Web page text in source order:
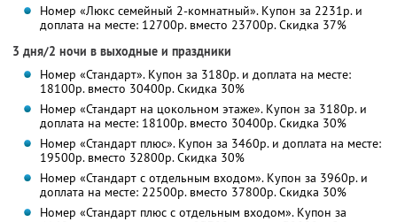
Номер «Люкс семейный 2-комнатный». Купон за 2231р. и
доплата на месте: 12700р. вместо 23700р. Скидка 37%
3 дня/2 ночи в выходные и праздники
Номер «Стандарт». Купон за 3180р. и доплата на месте:
18100р. вместо 30400р. Скидка 30%
Номер «Стандарт на цокольном этаже». Купон за 3180р. и
доплата на месте: 18100р. вместо 30400р. Скидка 30%
Номер «Стандарт плюс». Купон за 3460р. и доплата на месте:
19500р. вместо 32800р. Скидка 30%
Номер «Стандарт с отдельным входом». Купон за 3960р. и
доплата на месте: 22500р. вместо 37800р. Скидка 30%
Номер «Стандарт плюс с отдельным входом». Купон за